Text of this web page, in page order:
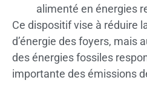
alimenté en énergies
Ce dispositif vise à réduire
d’énergie des foyers, mais
des énergies fossiles
importante des émissions